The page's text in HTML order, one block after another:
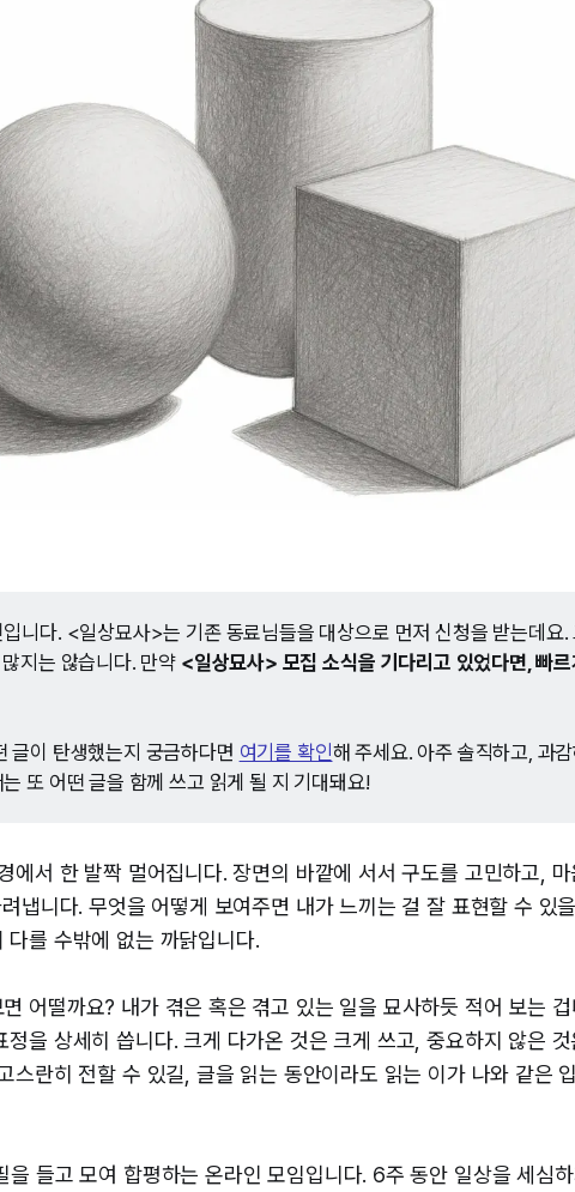
니다. <일상묘사>는 기존 동료님들을 대상으로 먼저 신청을 받는데요.
지는 않습니다. 만약 <일상묘사> 모집 소식을 기다리고 있었다면, 빠
글이 탄생했는지 궁금하다면 여기를 확인해 주세요. 아주 솔직하고, 과
또 어떤 글을 함께 쓰고 읽게 될 지 기대돼요!
에서 한 발짝 멀어집니다. 장면의 바깥에 서서 구도를 고민하고,
냅니다. 무엇을 어떻게 보여주면 내가 느끼는 걸 잘 표현할 수 있
를 수밖에 없는 까닭입니다.
어떨까요? 내가 겪은 혹은 겪고 있는 일을 묘사하듯 적어 보는
을 상세히 씁니다. 크게 다가온 것은 크게 쓰고, 중요하지 않은
스란히 전할 수 있길, 글을 읽는 동안이라도 읽는 이가 나와 같은
들고 모여 합평하는 온라인 모임입니다. 6주 동안 일상을 세심